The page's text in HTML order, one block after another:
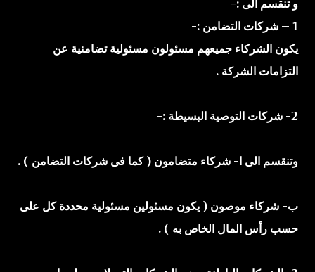
و تنقسم الى :-
1 – شركات التضامن :-
يكون الشركاء جميعهم مسئولون مسئولية تضامنية عن
التزامات الشركة .
2- شركات التوصية البسيطة :-
وتنقسم الى ا- شركاء متضامون ( كما فى شركات التضامن ) .
ب- شركاء موصون ( يكون مسئولين مسئولية محددة كل على
حسب رأس المال الخاص به ) .